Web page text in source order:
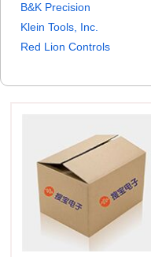
B&K Precision
Klein Tools, Inc.
Red Lion Controls